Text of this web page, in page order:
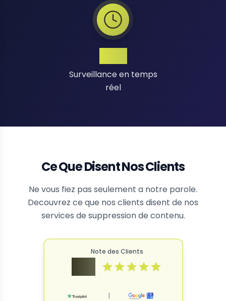
Surveillance en temps
réel
Ce Que Disent Nos Clients
Ne vous fiez pas seulement a notre parole.
Decouvrez ce que nos clients disent de nos
services de suppression de contenu.
Note des Clients
|